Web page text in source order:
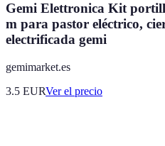
Gemi Elettronica Kit
m para pastor eléctrico,
electrificada gemi
gemimarket.es
3.5 EURVer el precio